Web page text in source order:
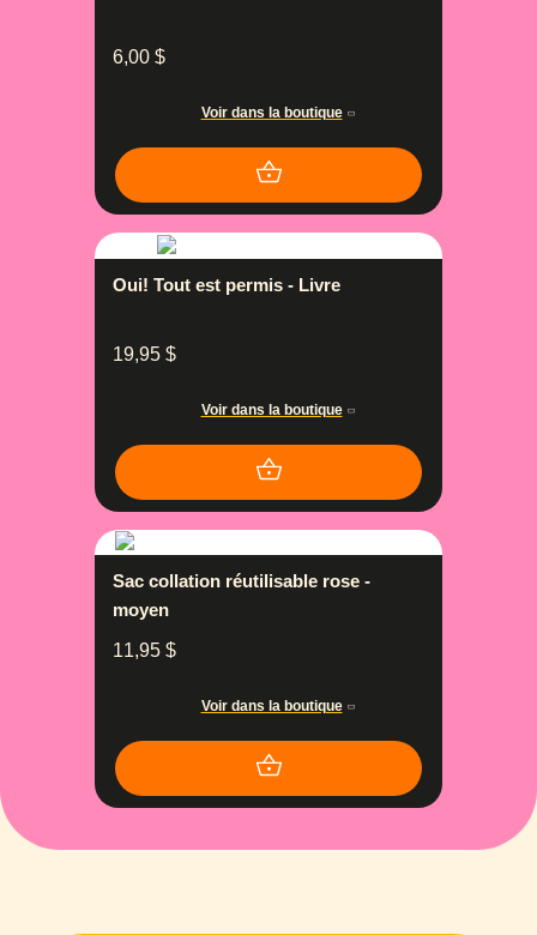
6,00 $
Voir dans la boutique
Oui! Tout est permis - Livre
19,95 $
Voir dans la boutique
Sac collation réutilisable rose -
moyen
11,95 $
Voir dans la boutique